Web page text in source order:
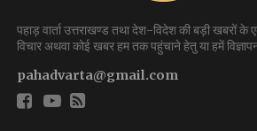
पहाड़ वार्ता उत्तराखण्ड तथा देश-विदेश की बड़ी खबरों
विचार अथवा कोई खबर हम तक पहुंचाने हेतु या हमें
pahadvarta@gmail.com